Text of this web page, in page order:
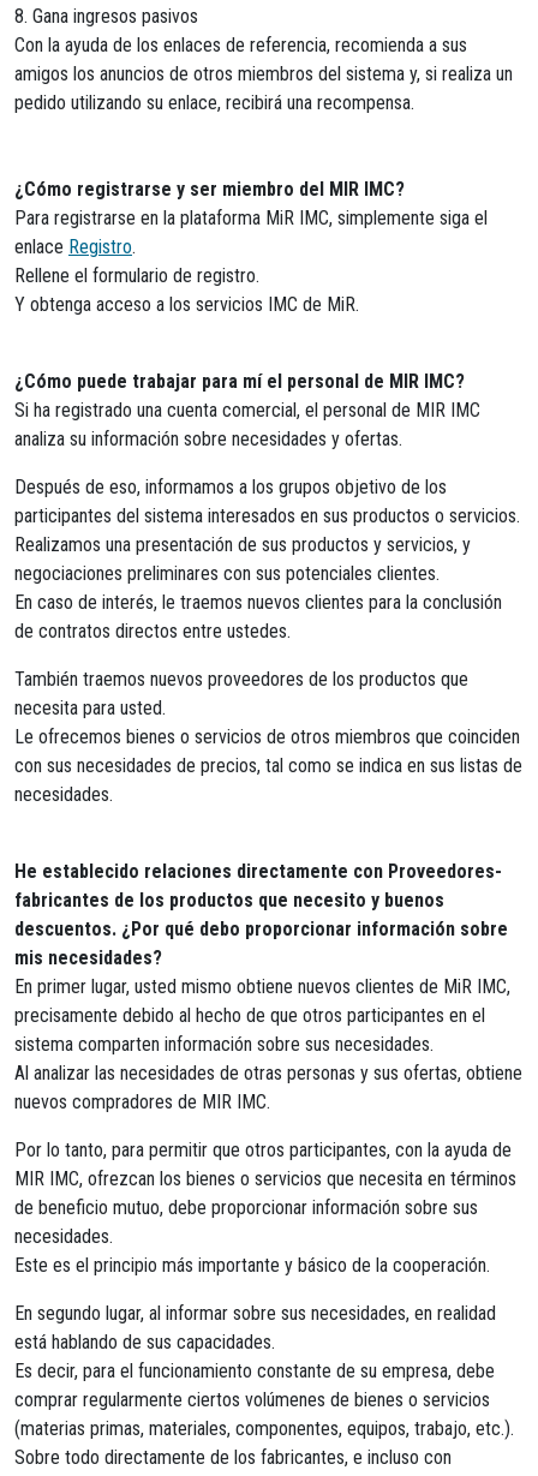
8. Gana ingresos pasivos
Con la ayuda de los enlaces de referencia, recomienda a sus
amigos los anuncios de otros miembros del sistema y, si realiza un
pedido utilizando su enlace, recibirá una recompensa.
¿Cómo registrarse y ser miembro del MIR IMC?
Para registrarse en la plataforma MiR IMC, simplemente siga el
enlace Registro.
Rellene el formulario de registro.
Y obtenga acceso a los servicios IMC de MiR.
¿Cómo puede trabajar para mí el personal de MIR IMC?
Si ha registrado una cuenta comercial, el personal de MIR IMC
analiza su información sobre necesidades y ofertas.
Después de eso, informamos a los grupos objetivo de los
participantes del sistema interesados ​​en sus productos o servicios.
Realizamos una presentación de sus productos y servicios, y
negociaciones preliminares con sus potenciales clientes.
En caso de interés, le traemos nuevos clientes para la conclusión
de contratos directos entre ustedes.
También traemos nuevos proveedores de los productos que
necesita para usted.
Le ofrecemos bienes o servicios de otros miembros que coinciden
con sus necesidades de precios, tal como se indica en sus listas de
necesidades.
He establecido relaciones directamente con Proveedores-
fabricantes de los productos que necesito y buenos
descuentos. ¿Por qué debo proporcionar información sobre
mis necesidades?
En primer lugar, usted mismo obtiene nuevos clientes de MiR IMC,
precisamente debido al hecho de que otros participantes en el
sistema comparten información sobre sus necesidades.
Al analizar las necesidades de otras personas y sus ofertas, obtiene
nuevos compradores de MIR IMC.
Por lo tanto, para permitir que otros participantes, con la ayuda de
MIR IMC, ofrezcan los bienes o servicios que necesita en términos
de beneficio mutuo, debe proporcionar información sobre sus
necesidades.
Este es el principio más importante y básico de la cooperación.
En segundo lugar, al informar sobre sus necesidades, en realidad
está hablando de sus capacidades.
Es decir, para el funcionamiento constante de su empresa, debe
comprar regularmente ciertos volúmenes de bienes o servicios
(materias primas, materiales, componentes, equipos, trabajo, etc.).
Sobre todo directamente de los fabricantes, e incluso con